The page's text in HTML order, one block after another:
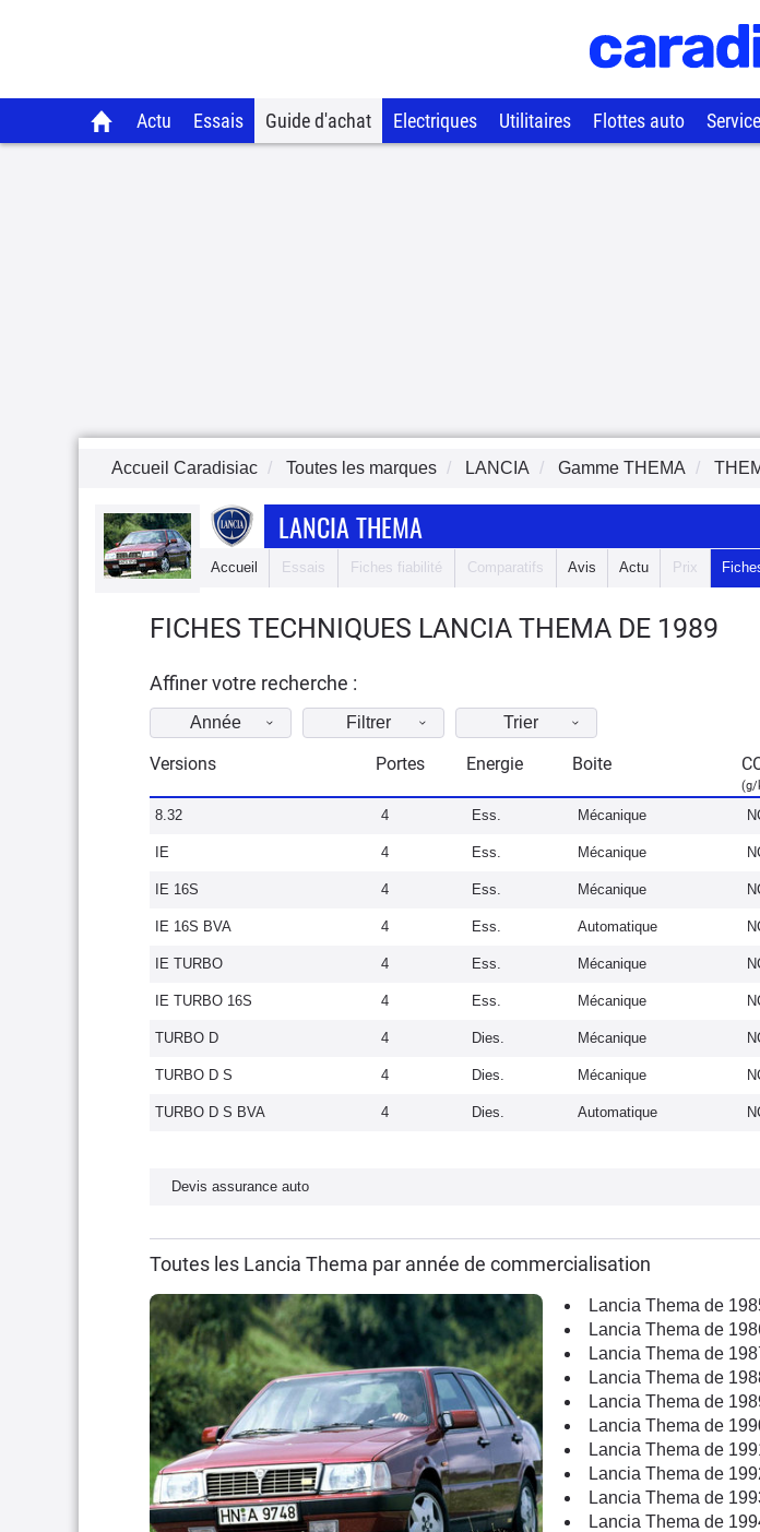
Actu Essais Guide d'achat Electriques Utilitaires Flottes auto
Accueil Caradisiac Toutes les marques LANCIA Gamme THEMA
LANCIA THEMA
Accueil Essais Fiches fiabilité Comparatifs Avis Actu Prix
FICHES TECHNIQUES LANCIA THEMA DE 1989
Affiner votre recherche :
Année Filtrer Trier
Versions Portes Energie Boite
(g/
8.32 4 Ess. Mécanique
IE 4 Ess. Mécanique
IE 16S 4 Ess. Mécanique
IE 16S BVA 4 Ess. Automatique
IE TURBO 4 Ess. Mécanique
IE TURBO 16S 4 Ess. Mécanique
TURBO D 4 Dies. Mécanique
TURBO D S 4 Dies. Mécanique
TURBO D S BVA 4 Dies. Automatique
Devis assurance auto
Toutes les Lancia Thema par année de commercialisation
Lancia Thema de
Lancia Thema de
Lancia Thema de
Lancia Thema de
Lancia Thema de
Lancia Thema de
Lancia Thema de
Lancia Thema de
Lancia Thema de
Lancia Thema de